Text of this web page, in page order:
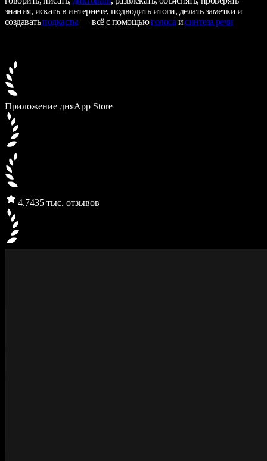
знания, искать в интернете, подводить итоги, делать заметки и
создаватьподкасты— всё с помощьюголосаисинтеза речи
Приложение дняApp Store
4.7435 тыс. отзывов